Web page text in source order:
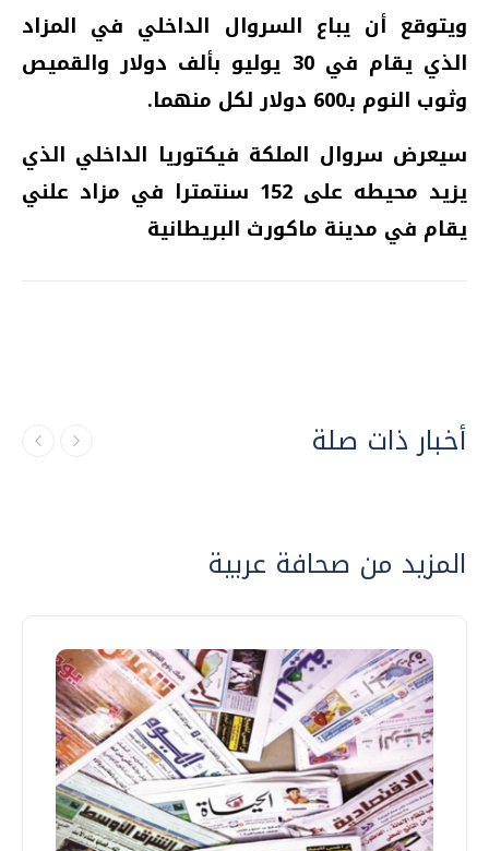
ويتوقع أن يباع السروال الداخلي في المزاد
الذي يقام في 30 يوليو بألف دولار والقميص
وثوب النوم بـ600 دولار لكل منهما.
سيعرض سروال الملكة فيكتوريا الداخلي الذي
يزيد محيطه على 152 سنتمترا في مزاد علني
يقام في مدينة ماكورث البريطانية
أخبار ذات صلة
المزيد من صحافة عربية